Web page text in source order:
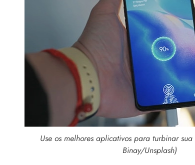
Use os melhores aplicativos para turbinar
Binay/Unsplash)